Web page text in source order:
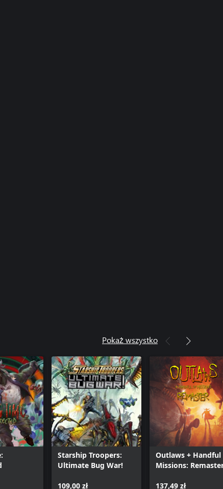
Pokaż wszystko
Starship Troopers:
Ultimate Bug War!
109,00 zł
Outlaws + Handful
Missions:
137,49 zł